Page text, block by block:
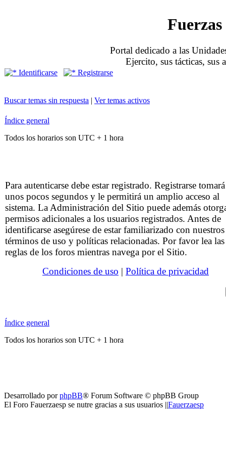
Portal dedicado a las
Ejercito, sus tácticas, sus
Identificarse Registrarse
Buscar temas sin respuesta | Ver temas activos
Índice general
Todos los horarios son UTC + 1 hora
Para autenticarse debe estar registrado. Registrarse
unos pocos segundos y le permitirá un amplio acceso al
sistema. La Administración del Sitio puede además
permisos adicionales a los usuarios registrados. Antes de
identificarse asegúrese de estar familiarizado con nuestros
términos de uso y políticas relacionadas. Por favor lea las
reglas de los foros mientras navega por el Sitio.
Condiciones de uso | Política de privacidad
Índice general
Todos los horarios son UTC + 1 hora
Desarrollado porphpBB® Forum Software © phpBB Group
El Foro Fauerzaesp se nutre gracias a sus usuarios ||Fauerzaesp